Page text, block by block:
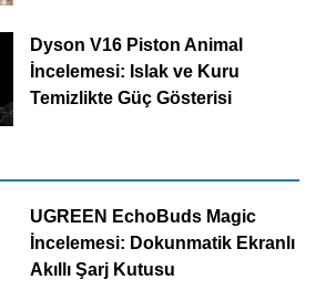
Dyson V16 Piston Animal
İncelemesi: Islak ve Kuru
Temizlikte Güç Gösterisi
UGREEN EchoBuds Magic
İncelemesi: Dokunmatik Ekranlı
Akıllı Şarj Kutusu